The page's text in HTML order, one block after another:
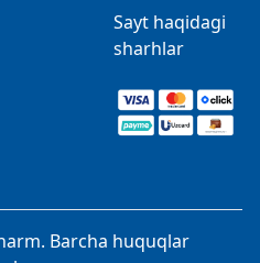
Sayt haqidagi
sharhlar
Barcha huquqlar